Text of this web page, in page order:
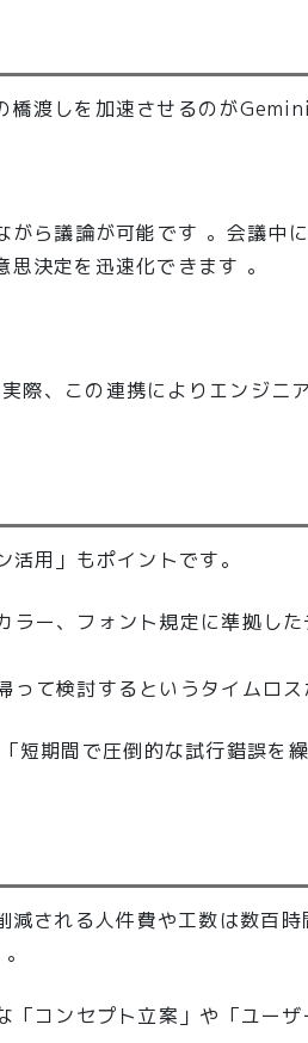
渡しを加速させるのがGemini
ら議論が可能です 。会議中
決定を迅速化できます 。
、この連携によりエンジニ
用」もポイントです。
ー、フォント規定に準拠し
て検討するというタイムロス
期間で圧倒的な試行錯誤を繰
される人件費や工数は数百時
コンセプト立案」や「ユー